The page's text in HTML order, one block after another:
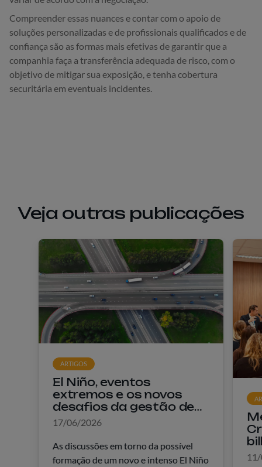
Compreender essas nuances e contar com o apoio de
soluções personalizadas e de profissionais qualificados e de
confiança são as formas mais efetivas de garantir que a
companhia faça a transferência adequada de risco, com o
objetivo de mitigar sua exposição, e tenha cobertura
securitária em eventuais incidentes.
Veja outras publicações
ARTIGOS
El Niño, eventos
extremos e os novos
desafios da gestão de
riscos nas concessões
17/06/2026
As discussões em torno da possível
formação de um novo e intenso El Niño